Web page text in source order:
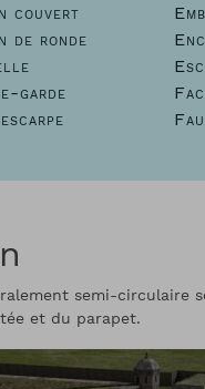
couvert
de ronde
garde
semi-circulaire
et du parapet.